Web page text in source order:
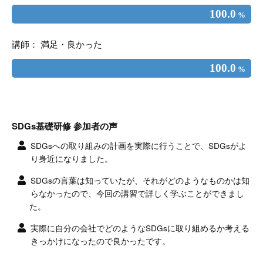
100.0 %
講師： 満足・良かった
100.0 %
SDGs基礎研修 参加者の声
SDGsへの取り組みの計画を実際に行うことで、SDGsがよ
り身近になりました。
SDGsの言葉は知っていたが、それがどのようなものかは知
らなかったので、今回の講習で詳しく学ぶことができまし
た。
実際に自分の会社でどのようなSDGsに取り組めるか考える
きっかけになったので良かったです。